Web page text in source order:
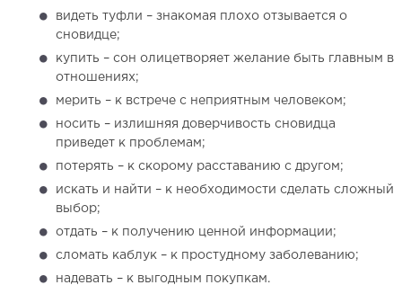
видеть туфли – знакомая плохо отзывается о
сновидце;
купить – сон олицетворяет желание быть главным в
отношениях;
мерить – к встрече с неприятным человеком;
носить – излишняя доверчивость сновидца
приведет к проблемам;
потерять – к скорому расставанию с другом;
искать и найти – к необходимости сделать сложный
выбор;
отдать – к получению ценной информации;
сломать каблук – к простудному заболеванию;
надевать – к выгодным покупкам.